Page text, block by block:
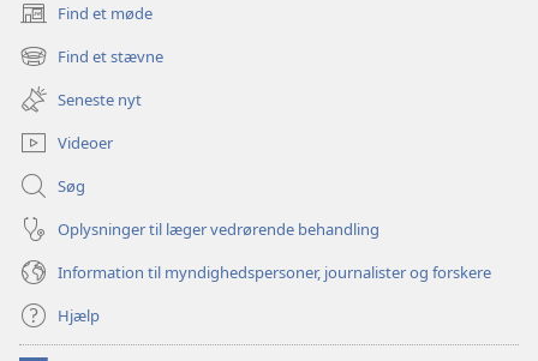
Find et møde
(åbner
nyt
vindue)
Find et stævne
(åbner
nyt
vindue)
Seneste nyt
Videoer
Søg
Oplysninger til læger vedrørende behandling
Information til myndighedspersoner, journalister og forskere
Hjælp